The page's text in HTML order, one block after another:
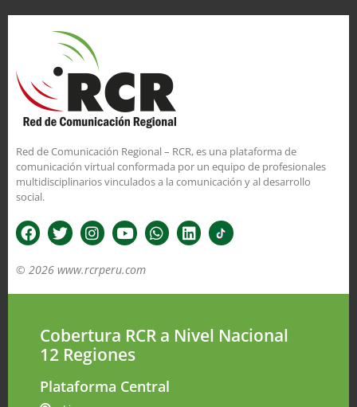
Red de Comunicación Regional – RCR, es una plataforma de
comunicación virtual conformada por un equipo de profesionales
multidisciplinarios vinculados a la comunicación y al desarrollo
social.
© 2026 www.rcrperu.com
Cobertura RCR a Nivel Nacional
12 Regiones
Plataforma Central